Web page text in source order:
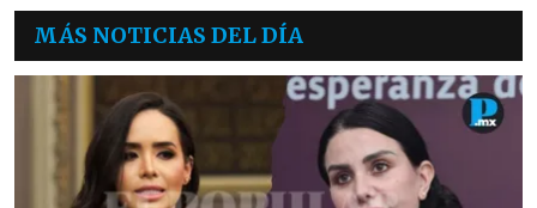
MÁS NOTICIAS DEL DÍA